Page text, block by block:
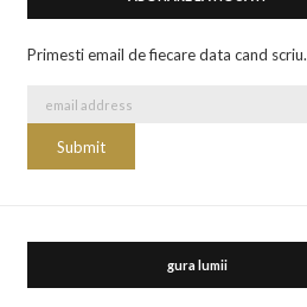
Primesti email de fiecare data cand scriu.
gura lumii